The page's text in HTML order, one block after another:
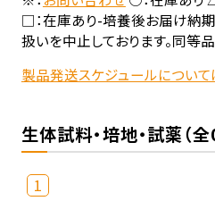
□：在庫あり-培養後お届け納
扱いを中止しております。同等
製品発送スケジュールについて
生体試料・培地・試薬（全
1